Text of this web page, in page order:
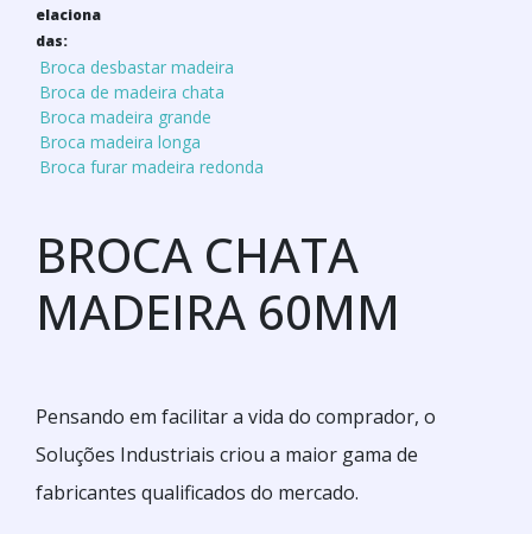
elaciona
das:
Broca desbastar madeira
Broca de madeira chata
Broca madeira grande
Broca madeira longa
Broca furar madeira redonda
BROCA CHATA
MADEIRA 60MM
Pensando em facilitar a vida do comprador, o
Soluções Industriais criou a maior gama de
fabricantes qualificados do mercado.